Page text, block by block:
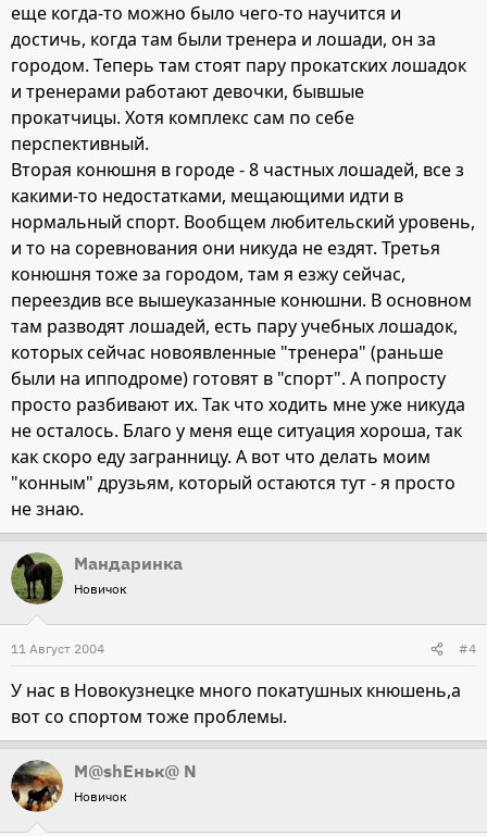
еще когда-то можно было чего-то научится и
достичь, когда там были тренера и лошади, он за
городом. Теперь там стоят пару прокатских лошадок
и тренерами работают девочки, бывшые
прокатчицы. Хотя комплекс сам по себе
перспективный.
Вторая конюшня в городе - 8 частных лошадей, все з
какими-то недостатками, мещающими идти в
нормальный спорт. Вообщем любительский уровень,
и то на соревнования они никуда не ездят. Третья
конюшня тоже за городом, там я езжу сейчас,
переездив все вышеуказанные конюшни. В основном
там разводят лошадей, есть пару учебных лошадок,
которых сейчас новоявленные "тренера" (раньше
были на ипподроме) готовят в "спорт". А попросту
просто разбивают их. Так что ходить мне уже никуда
не осталось. Благо у меня еще ситуация хороша, так
как скоро еду загранницу. А вот что делать моим
"конным" друзьям, который остаются тут - я просто
не знаю.
Мандаринка
Новичок
11 Август 2004 #4
У нас в Новокузнецке много покатушных кнюшень,а
вот со спортом тоже проблемы.
М@shEньк@ N
Новичок